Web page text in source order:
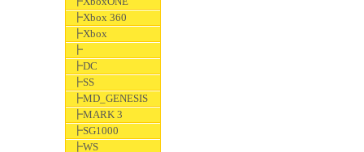
┣Xbox 360
┣Xbox
┣
┣DC
┣SS
┣MD_GENESIS
┣MARK 3
┣SG1000
┣WS